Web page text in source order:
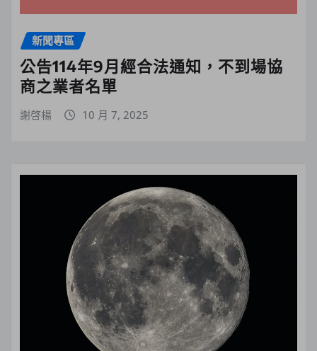
新聞專區
公告114年9月經合法通知，不到場協
商之業者名單
謝啓楊 10 月 7, 2025